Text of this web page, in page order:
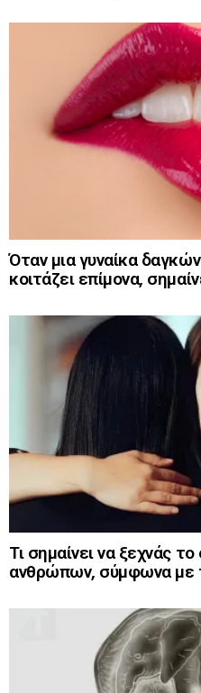
Όταν μια γυναίκα
κοιτάζει επίμονα,
Τι σημαίνει να ξεχνάς
ανθρώπων, σύμφωνα με